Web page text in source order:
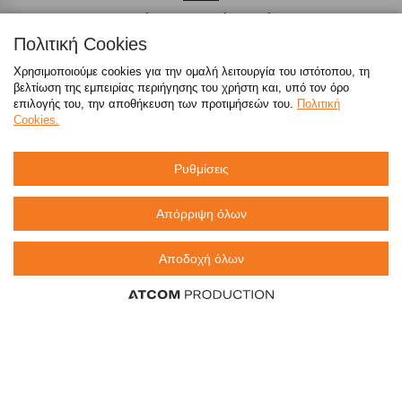
τόσο φθηνά όσο πουθενά
Καταστήματα
eMarket
(μόνο από σταθερό, χωρίς χρέωση)
Πολιτική Cookies
Χρησιμοποιούμε cookies για την ομαλή λειτουργία του ιστότοπου, τη
βελτίωση της εμπειρίας περιήγησης του χρήστη και, υπό τον όρο
επιλογής του, την αποθήκευση των προτιμήσεών του. Πολιτική
Cookies.
Ρυθμίσεις
Απόρριψη όλων
Αποδοχή όλων